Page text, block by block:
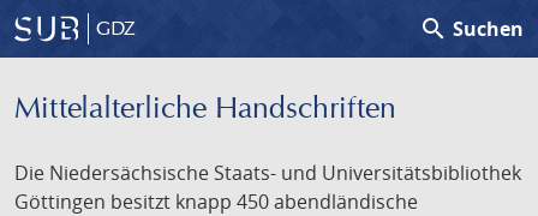
GDZ search Suchen
Mittelalterliche Handschriften
Die Niedersächsische Staats- und Universitätsbibliothek
Göttingen besitzt knapp 450 abendländische